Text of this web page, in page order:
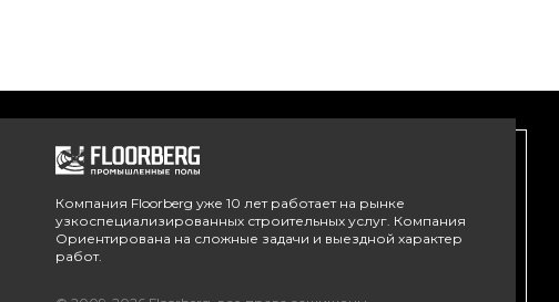
Компания Floorberg уже 10 лет работает на рынке
узкоспециализированных строительных услуг. Компания
Ориентирована на сложные задачи и выездной характер
работ.